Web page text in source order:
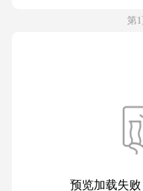
第
预览加载失